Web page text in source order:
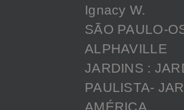
Ignacy W.
SÃO PAULO-
ALPHAVILLE
JARDINS :
PAULISTA-
AMÉRICA